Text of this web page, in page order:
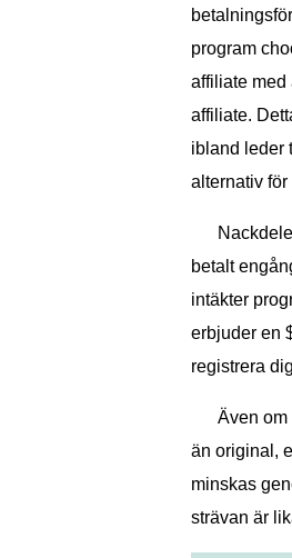
program
affiliate med
affiliate.
ibland leder
alternativ för
betalt
intäkter
erbjuder en
registrera
Även om
än original,
minskas
strävan är